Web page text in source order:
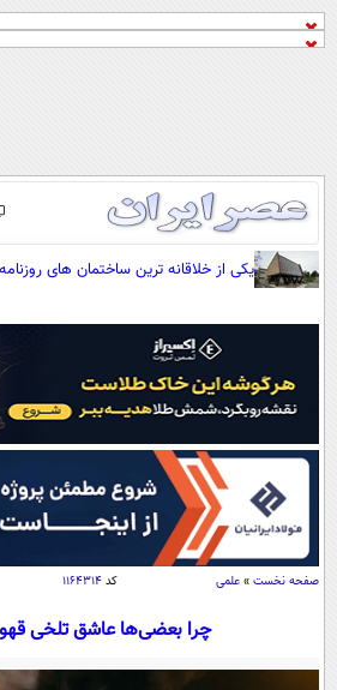
صفحه اول
نظرسنجی
آب و هوا
اوقات شرعی
پیوند ها
سواد زندگی
اقتصاد
اقتصادی
خودرو
جامعه
اجتماعی
ورزشی
یکی از خلاقانه ترین ساختمان های
صفحه نخست » علمی کد۱۱۶۴۳۱۴
چرا بعضی‌ها عاشق تلخی